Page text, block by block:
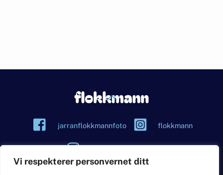
Vi respekterer personvernet ditt
Back
Top
jarranflokkmannfoto flokkmann